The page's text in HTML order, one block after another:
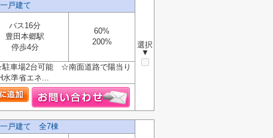
戸建て
選択
▼
バス16分
豊田本郷駅
停歩4分
60%
200%
車場2台可能 ☆南面道路で陽当り
準省エネ...
一戸建て 全7棟